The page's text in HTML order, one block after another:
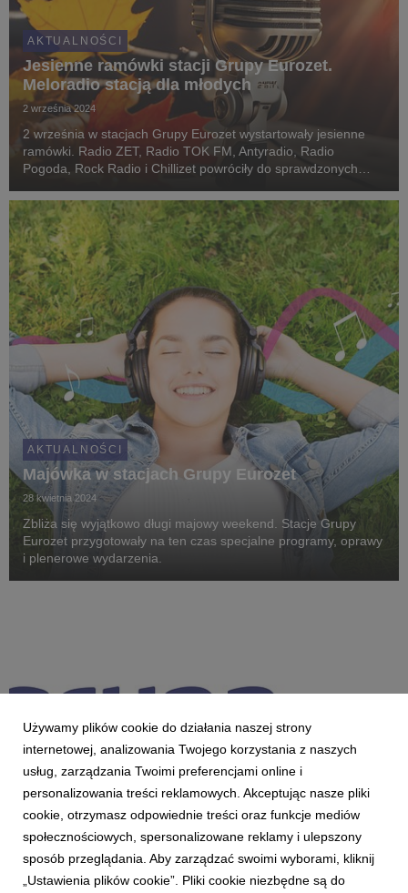
AKTUALNOŚCI
Jesienne ramówki stacji Grupy Eurozet.
Meloradio stacją dla młodych
2 września 2024
2 września w stacjach Grupy Eurozet wystartowały jesienne
ramówki. Radio ZET, Radio TOK FM, Antyradio, Radio
Pogoda, Rock Radio i Chillizet powróciły do sprawdzonych
wakacji. Nie brakuje nowych elementów odświeżającyc...
AKTUALNOŚCI
Majówka w stacjach Grupy Eurozet
28 kwietnia 2024
Zbliża się wyjątkowo długi majowy weekend. Stacje Grupy
Eurozet przygotowały na ten czas specjalne programy, oprawy
i plenerowe wydarzenia.
AKTUALNOŚCI
Nowa identyfikacja wizualna Grupy Eurozet
Używamy plików cookie do działania naszej strony
internetowej, analizowania Twojego korzystania z naszych
usług, zarządzania Twoimi preferencjami online i
personalizowania treści reklamowych. Akceptując nasze pliki
cookie, otrzymasz odpowiednie treści oraz funkcje mediów
społecznościowych, spersonalizowane reklamy i ulepszony
sposób przeglądania. Aby zarządzać swoimi wyborami, kliknij
„Ustawienia plików cookie”. Pliki cookie niezbędne są do